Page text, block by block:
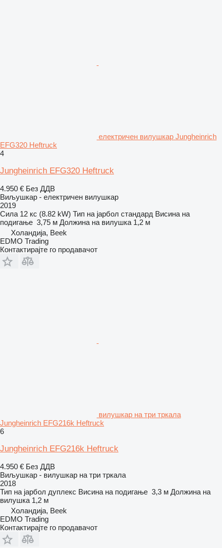
електричен вилушкар Jungheinrich
EFG320 Heftruck
4
Jungheinrich EFG320 Heftruck
4.950 € Без ДДВ
Виљушкар - електричен вилушкар
2019
Сила 12 кс (8.82 kW) Тип на јарбол стандард Висина на
подигање 3,75 м Должина на вилушка 1,2 м
Холандија, Beek
EDMO Trading
Контактирајте го продавачот
вилушкар на три тркала
Jungheinrich EFG216k Heftruck
6
Jungheinrich EFG216k Heftruck
4.950 € Без ДДВ
Виљушкар - вилушкар на три тркала
2018
Тип на јарбол дуплекс Висина на подигање 3,3 м Должина на
вилушка 1,2 м
Холандија, Beek
EDMO Trading
Контактирајте го продавачот